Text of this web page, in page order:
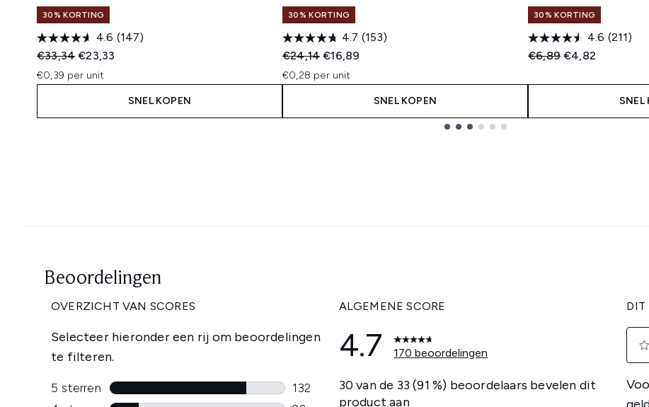
30% KORTING
4.6 (147)
Recommended Retail Price:
€33,34Huidige prijs:
€23,33
€0,39 per unit
SNEL KOPEN
30% KORTING
4.7 (153)
Recommended Retail Price:
€24,14Huidige prijs:
€16,89
€0,28 per unit
SNEL KOPEN
30% KORTING
4.6 (211)
Recommended Retail
€6,89 Huidige prijs:
€4,82
SNEL